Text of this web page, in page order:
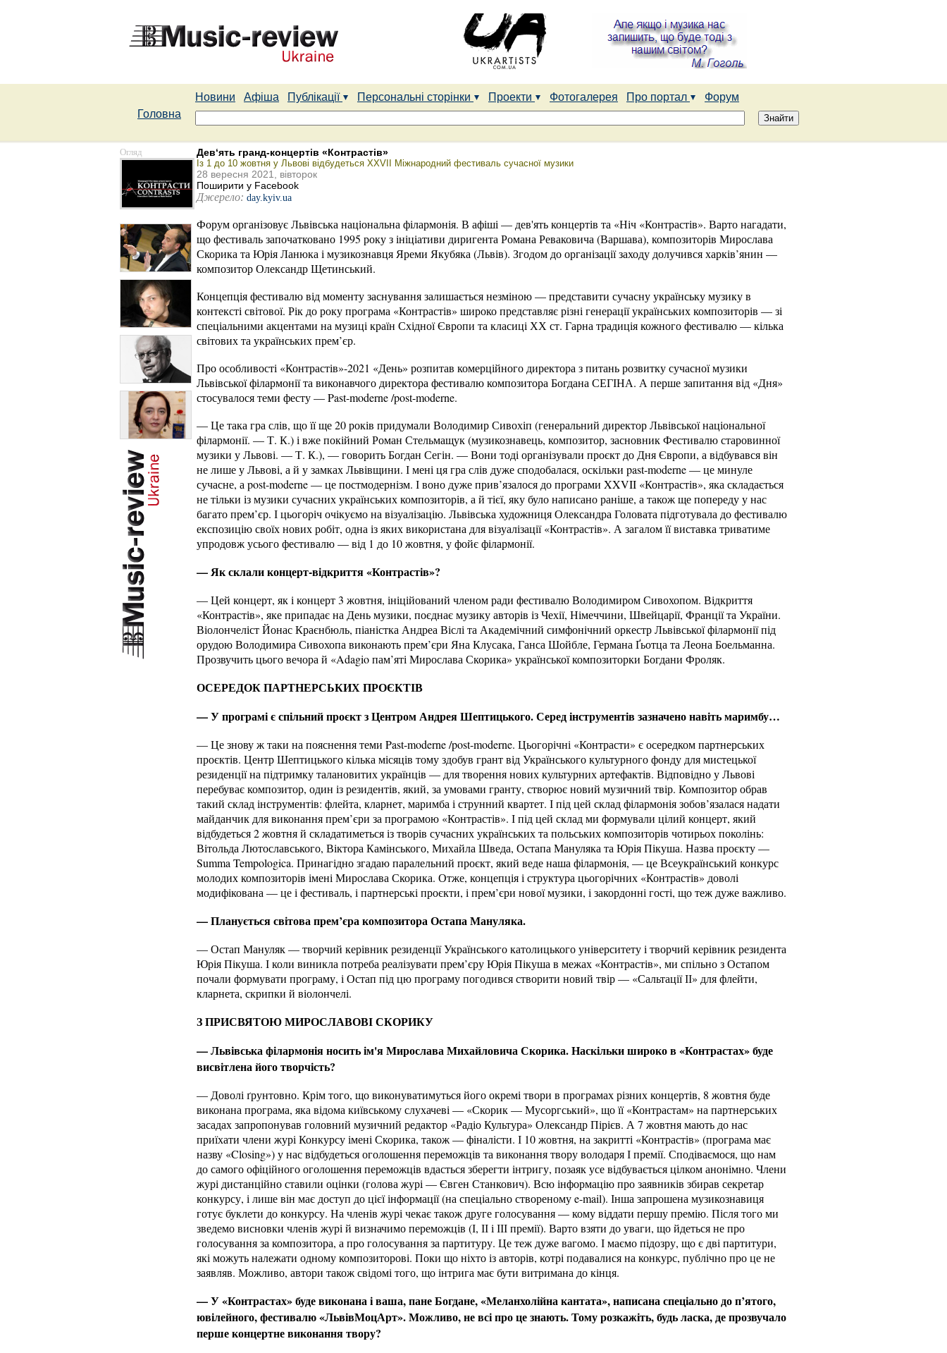
Новини Афіша Публікації Персональні сторінки Проекти Фотогалерея Про портал
Форум
Головна
Огляд Дев‘ять гранд-концертів «Контрастів»
Із 1 до 10 жовтня у Львові відбудеться XXVII Міжнародний фестиваль сучасної музики
28 вересня 2021, вівторок
Поширити у Facebook
Джерело: day.kyiv.ua
Форум організовує Львівська національна філармонія. В афіші — дев'ять концертів та «Ніч «Контрастів». Варто нагадати,
що фестиваль започатковано 1995 року з ініціативи диригента Романа Реваковича (Варшава), композиторів Мирослава
Скорика та Юрія Ланюка і музикознавця Яреми Якубяка (Львів). Згодом до організації заходу долучився харків’янин —
композитор Олександр Щетинський.
Концепція фестивалю від моменту заснування залишається незміною — представити сучасну українську музику в
контексті світової. Рік до року програма «Контрастів» широко представляє різні генерації українських композиторів — зі
спеціальними акцентами на музиці країн Східної Європи та класиці ХХ ст. Гарна традиція кожного фестивалю — кілька
світових та українських прем’єр.
Про особливості «Контрастів»-2021 «День» розпитав комерційного директора з питань розвитку сучасної музики
Львівської філармонії та виконавчого директора фестивалю композитора Богдана СЕГІНА. А перше запитання від «Дня»
стосувалося теми фесту — Past-moderne /post-moderne.
— Це така гра слів, що її ще 20 років придумали Володимир Сивохіп (генеральний директор Львівської національної
філармонії. — Т. К.) і вже покійний Роман Стельмащук (музикознавець, композитор, засновник Фестивалю старовинної
музики у Львові. — Т. К.), — говорить Богдан Сегін. — Вони тоді організували проєкт до Дня Європи, а відбувався він
не лише у Львові, а й у замках Львівщини. І мені ця гра слів дуже сподобалася, оскільки past-moderne — це минуле
сучасне, а post-moderne — це постмодернізм. І воно дуже прив’язалося до програми XXVII «Контрастів», яка складається
не тільки із музики сучасних українських композиторів, а й тієї, яку було написано раніше, а також ще попереду у нас
багато прем’єр. І цьогоріч очікуємо на візуалізацію. Львівська художниця Олександра Головата підготувала до фестивалю
експозицію своїх нових робіт, одна із яких використана для візуалізації «Контрастів». А загалом її виставка триватиме
упродовж усього фестивалю — від 1 до 10 жовтня, у фойє філармонії.
— Як склали концерт-відкриття «Контрастів»?
— Цей концерт, як і концерт 3 жовтня, ініційований членом ради фестивалю Володимиром Сивохопом. Відкриття
«Контрастів», яке припадає на День музики, поєднає музику авторів із Чехії, Німеччини, Швейцарії, Франції та України.
Віолончеліст Йонас Краєнбюль, піаністка Андреа Віслі та Академічний симфонічний оркестр Львівської філармонії під
орудою Володимира Сивохопа виконають прем’єри Яна Клусака, Ганса Шойбле, Германа Ґьотца та Леона Боельманна.
Прозвучить цього вечора й «Adagio пам’яті Мирослава Скорика» української композиторки Богдани Фроляк.
ОСЕРЕДОК ПАРТНЕРСЬКИХ ПРОЄКТІВ
— У програмі є спільний проєкт з Центром Андрея Шептицького. Серед інструментів зазначено навіть маримбу…
— Це знову ж таки на пояснення теми Past-moderne /post-moderne. Цьогорічні «Контрасти» є осередком партнерських
проєктів. Центр Шептицького кілька місяців тому здобув грант від Українського культурного фонду для мистецької
резиденції на підтримку талановитих українців — для творення нових культурних артефактів. Відповідно у Львові
перебуває композитор, один із резидентів, який, за умовами гранту, створює новий музичний твір. Композитор обрав
такий склад інструментів: флейта, кларнет, маримба і струнний квартет. І під цей склад філармонія зобов’язалася надати
майданчик для виконання прем’єри за програмою «Контрастів». І під цей склад ми формували цілий концерт, який
відбудеться 2 жовтня й складатиметься із творів сучасних українських та польських композиторів чотирьох поколінь:
Вітольда Лютославського, Віктора Камінського, Михайла Шведа, Остапа Мануляка та Юрія Пікуша. Назва проєкту —
Summa Tempologica. Принагідно згадаю паралельний проєкт, який веде наша філармонія, — це Всеукраїнський конкурс
молодих композиторів імені Мирослава Скорика. Отже, концепція і структура цьогорічних «Контрастів» доволі
модифікована — це і фестиваль, і партнерські проєкти, і прем’єри нової музики, і закордонні гості, що теж дуже важливо.
— Планується світова прем’єра композитора Остапа Мануляка.
— Остап Мануляк — творчий керівник резиденції Українського католицького університету і творчий керівник резидента
Юрія Пікуша. І коли виникла потреба реалізувати прем’єру Юрія Пікуша в межах «Контрастів», ми спільно з Остапом
почали формувати програму, і Остап під цю програму погодився створити новий твір — «Сальтації ІІ» для флейти,
кларнета, скрипки й віолончелі.
З ПРИСВЯТОЮ МИРОСЛАВОВІ СКОРИКУ
— Львівська філармонія носить ім'я Мирослава Михайловича Скорика. Наскільки широко в «Контрастах» буде
висвітлена його творчість?
— Доволі ґрунтовно. Крім того, що виконуватимуться його окремі твори в програмах різних концертів, 8 жовтня буде
виконана програма, яка відома київському слухачеві — «Скорик — Мусоргський», що її «Контрастам» на партнерських
засадах запропонував головний музичний редактор «Радіо Культура» Олександр Пірієв. А 7 жовтня мають до нас
приїхати члени журі Конкурсу імені Скорика, також — фіналісти. І 10 жовтня, на закритті «Контрастів» (програма має
назву «Closing») у нас відбудеться оголошення переможців та виконання твору володаря І премії. Сподіваємося, що нам
до самого офіційного оголошення переможців вдасться зберегти інтригу, позаяк усе відбувається цілком анонімно. Члени
журі дистанційно ставили оцінки (голова журі — Євген Станкович). Всю інформацію про заявників збирав секретар
конкурсу, і лише він має доступ до цієї інформації (на спеціально створеному e-mail). Інша запрошена музикознавиця
готує буклети до конкурсу. На членів журі чекає також друге голосування — кому віддати першу премію. Після того ми
зведемо висновки членів журі й визначимо переможців (І, ІІ і ІІІ премії). Варто взяти до уваги, що йдеться не про
голосування за композитора, а про голосування за партитуру. Це теж дуже вагомо. І маємо підозру, що є дві партитури,
які можуть належати одному композиторові. Поки що ніхто із авторів, котрі подавалися на конкурс, публічно про це не
заявляв. Можливо, автори також свідомі того, що інтрига має бути витримана до кінця.
— У «Контрастах» буде виконана і ваша, пане Богдане, «Меланхолійна кантата», написана спеціально до п’ятого,
ювілейного, фестивалю «ЛьвівМоцАрт». Можливо, не всі про це знають. Тому розкажіть, будь ласка, де прозвучало
перше концертне виконання твору?